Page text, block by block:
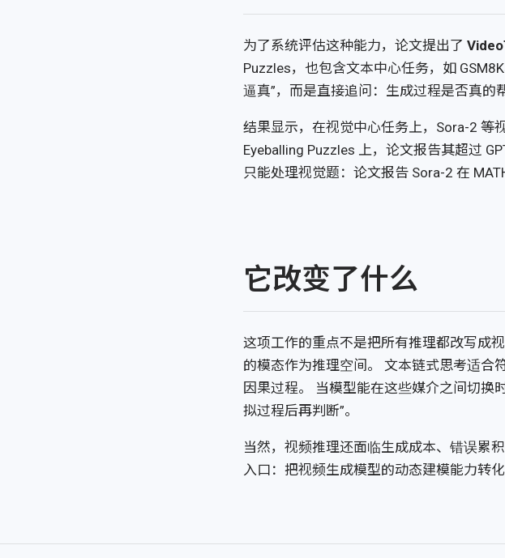
为了系统评估这种能力，论文提出了
Puzzles，也包含文本中心任务，如
逼真”，而是直接追问：生成过程是否真的
结果显示，在视觉中心任务上，Sora-2 等
Eyeballing Puzzles 上，论文报告其超过
只能处理视觉题：论文报告 Sora-2 在
它改变了什么
这项工作的重点不是把所有推理都改写成
的模态作为推理空间。 文本链式思考适合
因果过程。 当模型能在这些媒介之间切换
拟过程后再判断”。
当然，视频推理还面临生成成本、错误累
入口：把视频生成模型的动态建模能力转